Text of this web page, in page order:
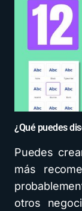
¿Qué puedes
Puedes
más
otros